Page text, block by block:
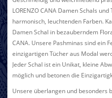
LORENZO CANA Damen Schals
harmonisch, leuchtenden Farben.
Damen Schal in bezauberndem
CANA. Unsere Pashminas sind ein
einzigartigen Tücher aus Modal
Jeder Schal ist ein Unikat, kleine
möglich und betonen die
Unsere überlangen und besonders